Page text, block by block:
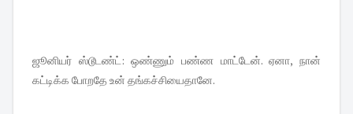
ஜூனியர் ஸ்டூடண்ட்: ஒண்ணும் பண்ண மாட்டேன். ஏனா, நான்
கட்டிக்க போறதே உன் தங்கச்சியைதானே.